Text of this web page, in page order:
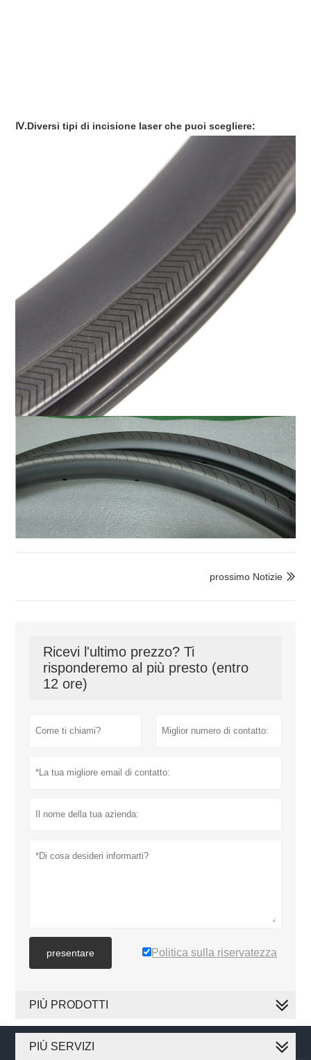
Ⅳ.Diversi tipi di incisione laser che puoi scegliere:

prossimo Notizie
Ricevi l'ultimo prezzo? Ti
risponderemo al più presto (entro
12 ore)
presentare Politica sulla riservatezza
PIÙ PRODOTTI
PIÙ SERVIZI